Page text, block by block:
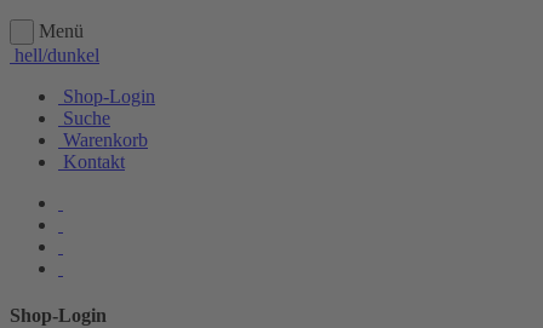
Menü
hell/dunkel
Shop-Login
Suche
Warenkorb
Kontakt
Shop-Login